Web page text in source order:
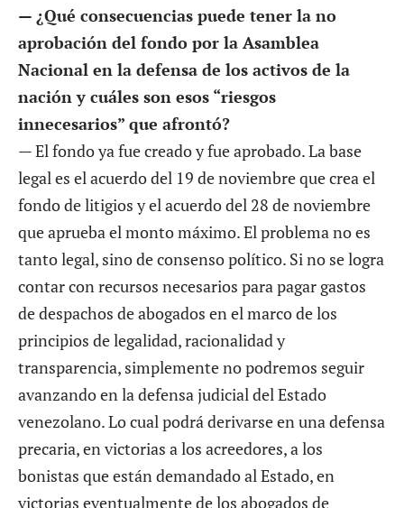
— ¿Qué consecuencias puede tener la no
aprobación del fondo por la Asamblea
Nacional en la defensa de los activos de la
nación y cuáles son esos “riesgos
innecesarios” que afrontó?
— El fondo ya fue creado y fue aprobado. La base
legal es el acuerdo del 19 de noviembre que crea el
fondo de litigios y el acuerdo del 28 de noviembre
que aprueba el monto máximo. El problema no es
tanto legal, sino de consenso político. Si no se logra
contar con recursos necesarios para pagar gastos
de despachos de abogados en el marco de los
principios de legalidad, racionalidad y
transparencia, simplemente no podremos seguir
avanzando en la defensa judicial del Estado
venezolano. Lo cual podrá derivarse en una defensa
precaria, en victorias a los acreedores, a los
bonistas que están demandado al Estado, en
victorias eventualmente de los abogados de